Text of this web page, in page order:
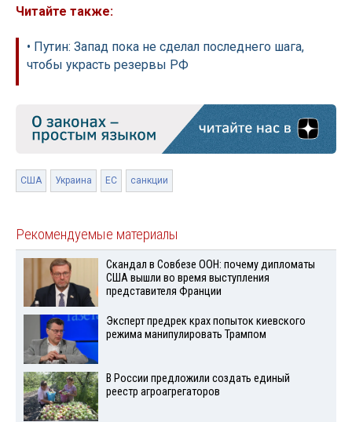
Читайте также:
• Путин: Запад пока не сделал последнего шага,
чтобы украсть резервы РФ
США Украина ЕС санкции
Рекомендуемые материалы
Скандал в Совбезе ООН: почему дипломаты
США вышли во время выступления
представителя Франции
Эксперт предрек крах попыток киевского
режима манипулировать Трампом
В России предложили создать единый
реестр агроагрегаторов